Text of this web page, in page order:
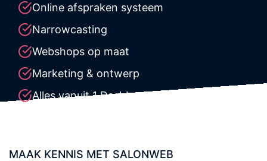
Online afspraken systeem
Narrowcasting
Webshops op maat
Marketing & ontwerp
Alles vanuit 1 Dashboard
MAAK KENNIS MET SALONWEB